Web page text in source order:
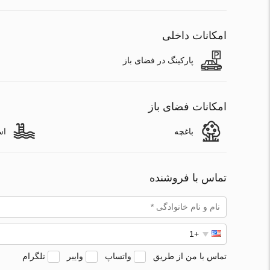
امکانات داخلی
پارکینگ در فضای باز
امکانات فضای باز
باغچه
تماس با فروشنده
تماس با من از طریق واتساپ وایبر تلگرام